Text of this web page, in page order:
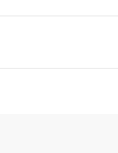
mm